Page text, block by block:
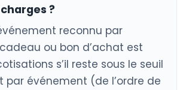
?
reconnu par
cadeau ou bon d’achat est
s’il reste sous le seuil
par événement (de l’ordre de